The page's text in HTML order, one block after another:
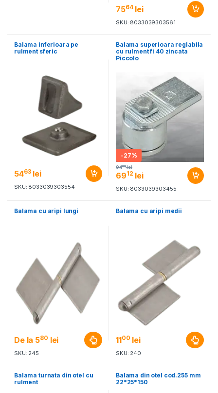
7564 lei
SKU: 8033039303561
Balama inferioara pe
rulment sferic
5463 lei
SKU: 8033039303554
Balama superioara reglabila
cu rulment fi 40 zincata
Piccolo
-27%
6912 lei
9455 lei
SKU: 8033039303455
Balama cu aripi lungi
De la 580 lei
SKU: 245
Balama cu aripi medii
1100 lei
SKU: 240
Balama turnata din otel cu
rulment
Balama din otel cod.255 mm
22*25*150